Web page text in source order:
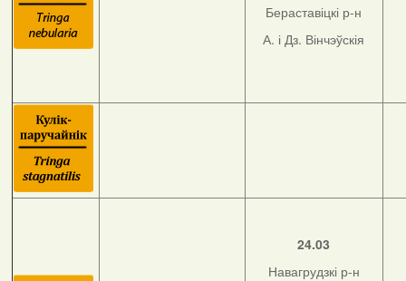
Бераставіцкі р-н
А. і Дз. Вінчэўскія
24.03
Навагрудзкі р-н